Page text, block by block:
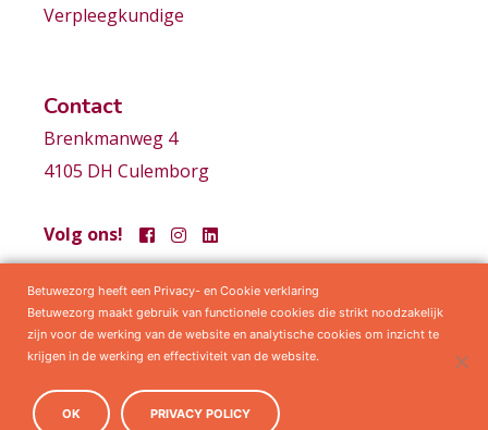
Verpleegkundige
Contact
Brenkmanweg 4
4105 DH Culemborg
Volg ons!
Samenwerkingen Privacy statement Algemene voorwaarden
Betuwezorg heeft een Privacy- en Cookie verklaring
Betuwezorg maakt gebruik van functionele cookies die strikt noodzakelijk
zijn voor de werking van de website en analytische cookies om inzicht te
krijgen in de werking en effectiviteit van de website.
OK PRIVACY POLICY